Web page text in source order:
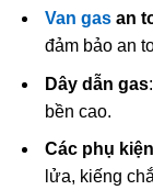
Van gasan
đảm bảo an
Dây dẫn gas
bền cao.
Các phụ
lửa, kiếng